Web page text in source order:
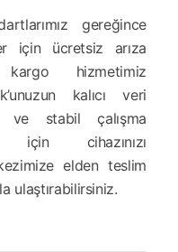
gereğince
için ücretsiz arıza
hizmetimiz
kalıcı veri
ve stabil çalışma
için cihazınızı
elden teslim
ulaştırabilirsiniz.